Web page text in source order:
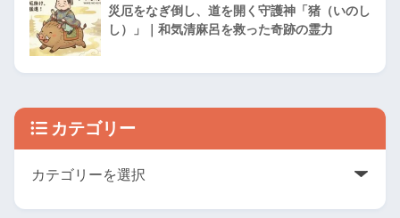
災厄をなぎ倒し、道を開く守護神「猪（いのし
し）」｜和気清麻呂を救った奇跡の霊力
カテゴリー